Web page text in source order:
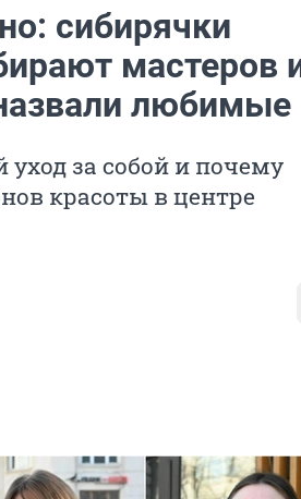
сибирячки
мастеров
любимые
за собой и почему
красоты в центре